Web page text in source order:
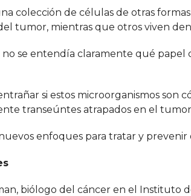
colección de células de otras
tumor, mientras que otros viven
se entendía claramente qué papel
si estos microorganismos son
transeúntes atrapados en el
enfoques para tratar y prevenir
biólogo del cáncer en el Instituto